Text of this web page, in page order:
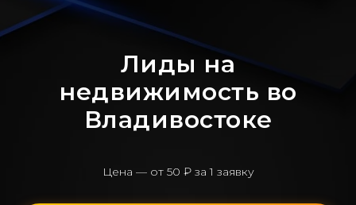
Лиды на
недвижимость во
Владивостоке
Цена — от 50 ₽ за 1 заявку